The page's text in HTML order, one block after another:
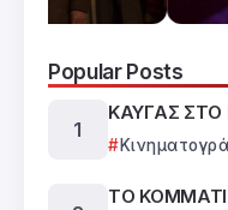
Popular Posts
ΚΑΥΓΑΣ
ΤΟ